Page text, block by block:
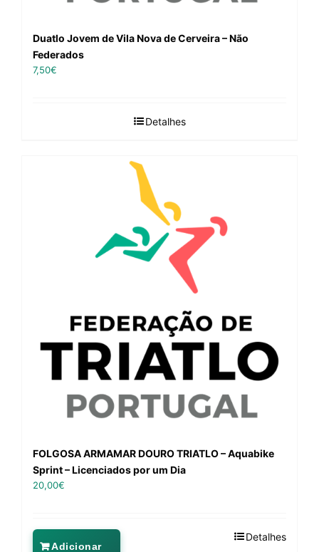
Duatlo Jovem de Vila Nova de Cerveira – Não
Federados
7,50€
Detalhes
FOLGOSA ARMAMAR DOURO TRIATLO – Aquabike
Sprint – Licenciados por um Dia
20,00€
Adicionar
Detalhes